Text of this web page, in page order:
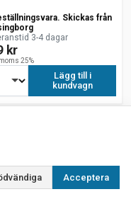
Skickas från
3-4 dagar
kr
25%
Lägg till i
kundvagn
Acceptera